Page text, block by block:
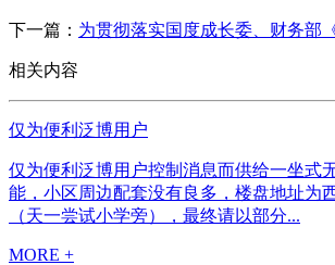
下一篇： 为贯彻落实国度成长委、财务部
相关内容
仅为便利泛博用户
仅为便利泛博用户控制消息而供给一坐式
能，小区周边配套没有良多，楼盘地址为
（天一尝试小学旁），最终请以部分...
MORE +